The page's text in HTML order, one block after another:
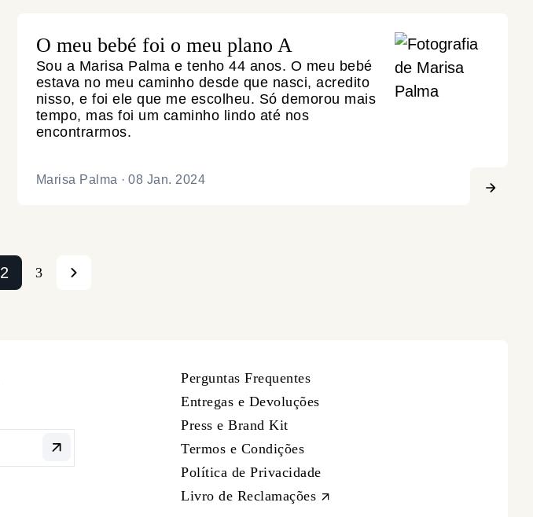
O meu bebé foi o meu plano A
Sou a Marisa Palma e tenho 44 anos. O meu bebé
estava no meu caminho desde que nasci, acredito
nisso, e foi ele que me escolheu. Só demorou mais
tempo, mas foi um caminho lindo até nos
encontrarmos.
Marisa Palma · 08 Jan. 2024
2 3
Perguntas Frequentes
Entregas e Devoluções
Press e Brand Kit
Termos e Condições
Política de Privacidade
Livro de Reclamações